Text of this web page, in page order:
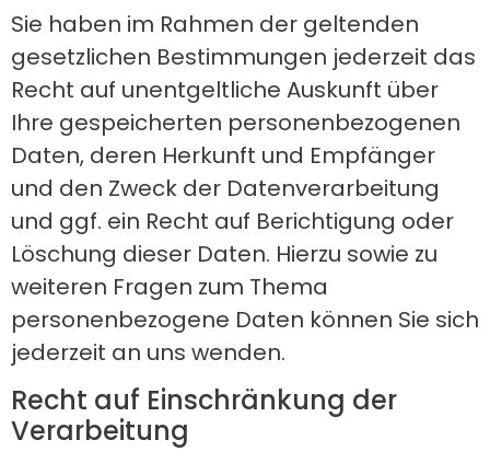
Sie haben im Rahmen der geltenden
gesetzlichen Bestimmungen jederzeit das
Recht auf unentgeltliche Auskunft über
Ihre gespeicherten personenbezogenen
Daten, deren Herkunft und Empfänger
und den Zweck der Datenverarbeitung
und ggf. ein Recht auf Berichtigung oder
Löschung dieser Daten. Hierzu sowie zu
weiteren Fragen zum Thema
personenbezogene Daten können Sie sich
jederzeit an uns wenden.
Recht auf Einschränkung der
Verarbeitung